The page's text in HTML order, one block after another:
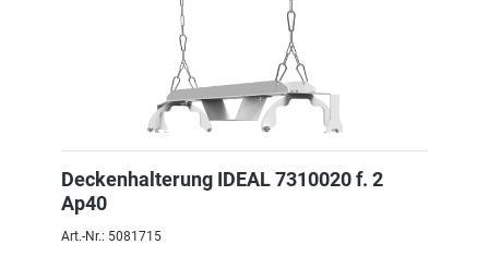
Deckenhalterung IDEAL 7310020 f. 2
Ap40
Art.-Nr.: 5081715